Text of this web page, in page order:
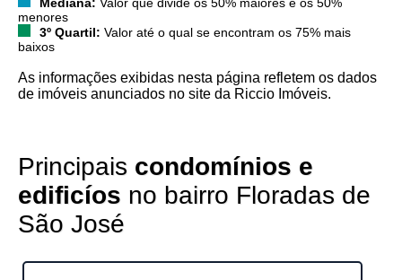
menores
3º Quartil: Valor até o qual se encontram os 75% mais
baixos
As informações exibidas nesta página refletem os dados
de imóveis anunciados no site da Riccio Imóveis.
Principais condomínios e
edificíos no bairro Floradas de
São José